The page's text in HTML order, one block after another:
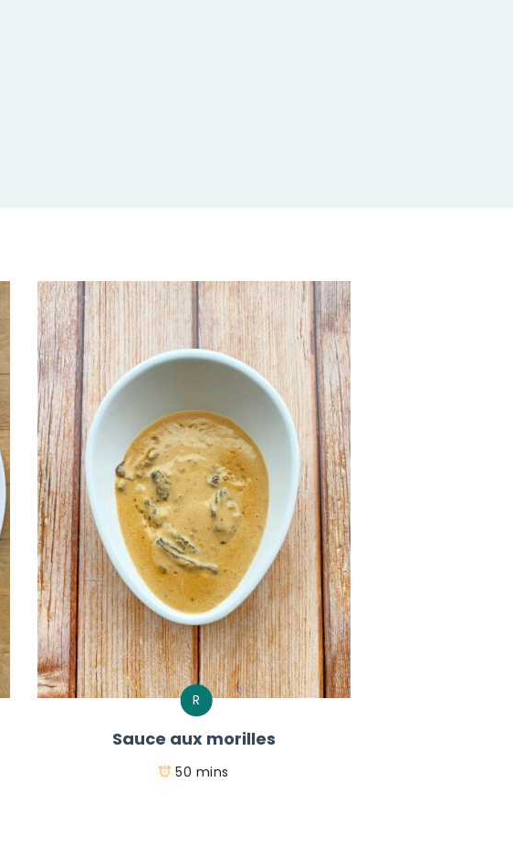
R
Sauce aux morilles
50 mins